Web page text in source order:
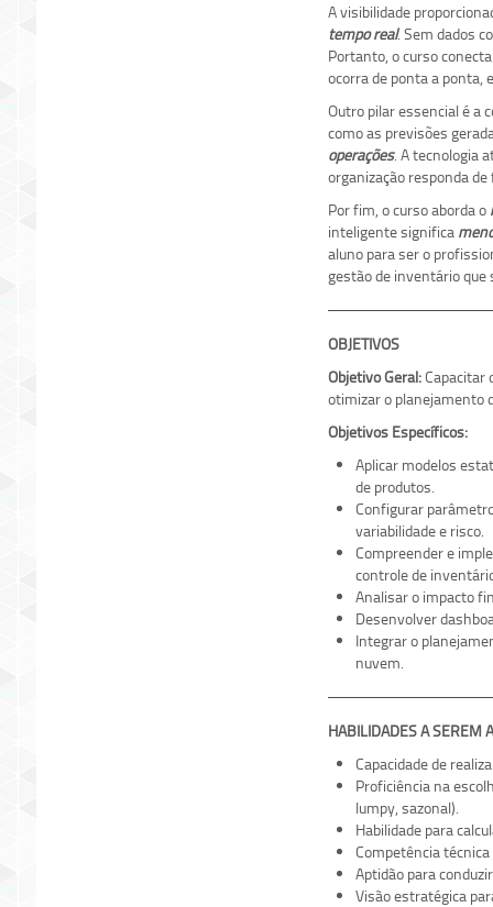
A visibilidade
tempo real. Sem dados
Portanto, o curso
ocorra de ponta a ponta,
Outro pilar essencial é a
como as previsões
operações. A tecnologia
organização responda
Por fim, o curso aborda o
inteligente significa
aluno para ser o
gestão de inventário
OBJETIVOS
Objetivo Geral:Capacitar
otimizar o planejamento
Objetivos Específicos:
Aplicar modelos
de produtos.
Configurar
variabilidade e risco.
Compreender e
controle de
Analisar o impacto
Desenvolver
Integrar o
nuvem.
HABILIDADES A SEREM
Capacidade de
Proficiência na
lumpy, sazonal).
Habilidade para
Competência
Aptidão para
Visão estratégica